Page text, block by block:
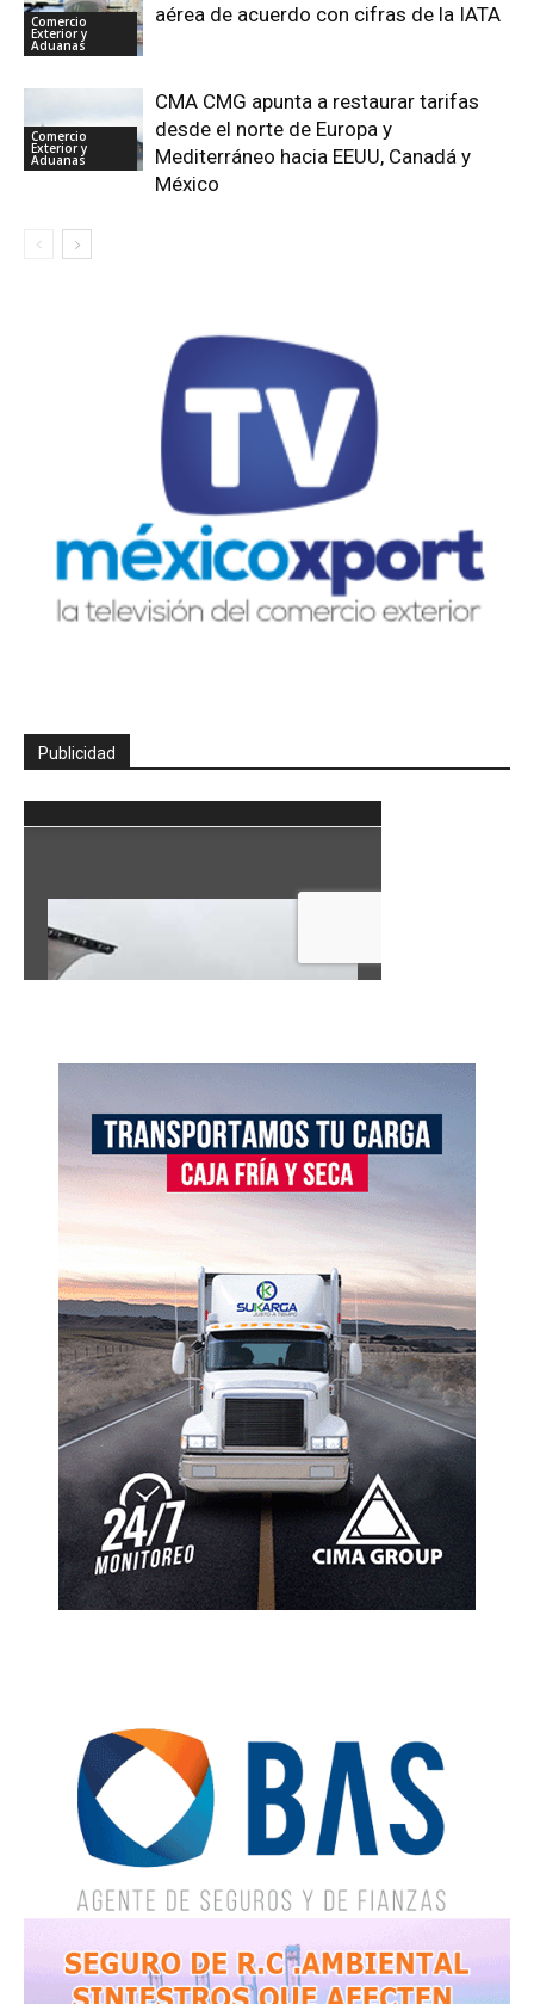
Comercio
Exterior y
Aduanas
aérea de acuerdo con cifras de la IATA
Comercio
Exterior y
Aduanas
CMA CMG apunta a restaurar tarifas
desde el norte de Europa y
Mediterráneo hacia EEUU, Canadá y
México
Publicidad